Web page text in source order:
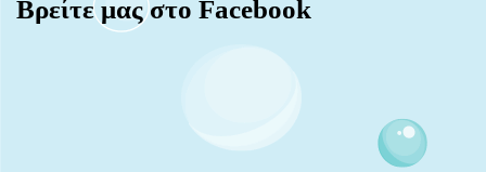
Βρείτε μας στο Facebook